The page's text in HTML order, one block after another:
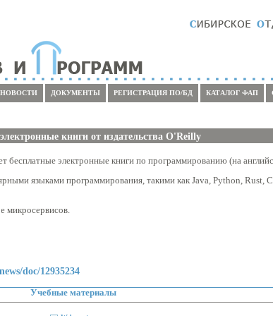
КАТАЛОГ ФАП
РЕГИСТРАЦИЯ ПО/БД
ДОКУМЕНТЫ
НОВОСТИ
книги от издательства O'Reilly
бесплатные электронные книги по программированию (на
языками программирования, такими как Java, Python, Rust,
микросервисов.
doc/12935234
Учебные материалы